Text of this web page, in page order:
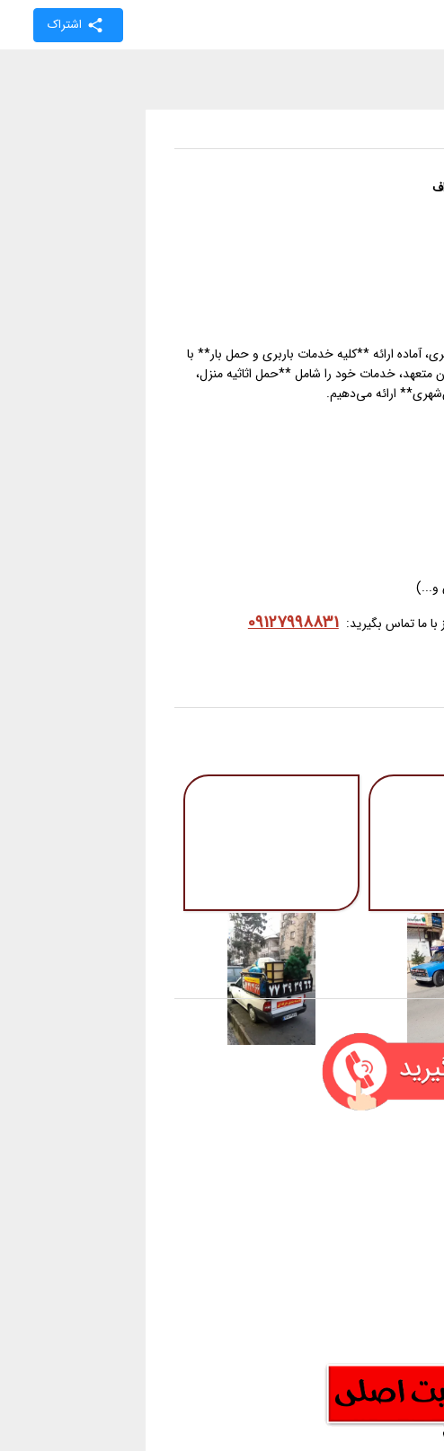
اشتراک
آماده ارائه **کلیه خدمات باربری و حمل بار** با
متعهد، خدمات خود را شامل **حمل اثاثیه منزل،
ارائه می‌دهیم.
و...)
با ما تماس بگیرید:09127998831
وانت بار فشم فشم